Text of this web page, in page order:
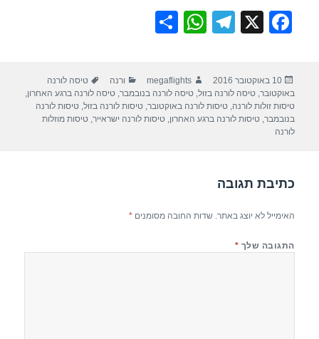
F
e
b
k
X
T
gr
a
W
s
A
e
פורסם
בתאריך
10 באוקטובר 2016 מחבר
megaflights קטגוריות
ורנה תגיות
טיסה לורנה
באוקטובר,טיסה לורנה בזול,טיסה לורנה בנובמבר,טיסה לורנה ברגע האחרון,
טיסות זולות לורנה,טיסות לורנה באוקטובר,טיסות לורנה בזול,טיסות לורנה
בנובמבר,טיסות לורנה ברגע האחרון,טיסות לורנה ישראייר,טיסות מוזלות
לורנה
כתיבת תגובה
האימייל לא יוצג באתר. שדות החובה מסומנים*
התגובה שלך *